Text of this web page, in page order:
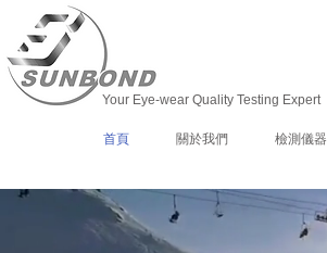
Your Eye-wear Quality Testing Expert
首頁 關於我們 檢測儀器